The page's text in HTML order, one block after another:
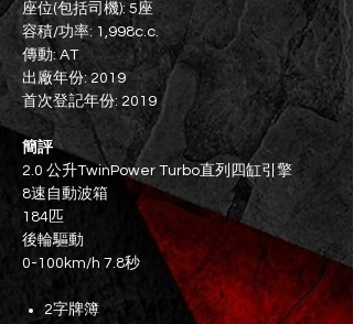
座位(包括司機): 5座
容積/功率: 1,998c.c.
傳動: AT
出廠年份: 2019
首次登記年份: 2019
簡評
2.0 公升TwinPower Turbo直列四缸引擎
8速自動波箱
184匹
後輪驅動
0-100km/h 7.8秒
2字牌簿